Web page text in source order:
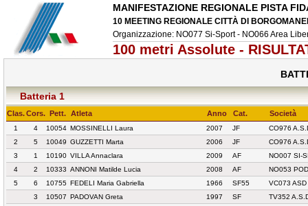
MANIFESTAZIONE REGIONALE PISTA
10 MEETING REGIONALE CITTÀ DI
Organizzazione: NO077 Si-Sport - NO066 Area
100 metri Assolute -
Batteria 1
Clas.Cors. Pett. Atleta Anno Cat. Società
1 4 10054 MOSSINELLI Laura 2007 JF
CO976
2
5 10049 GUZZETTI Marta 2006 JF
CO976
3
1 10190 VILLA Annaclara 2009 AF
NO007 SI-
4
2 10333 ANNONI Matilde Lucia 2008 AF
NO053
5
6 10755 FEDELI Maria Gabriella 1966 SF55
VC073 ASD
3
10507 PADOVAN Greta 1997 SF TV352